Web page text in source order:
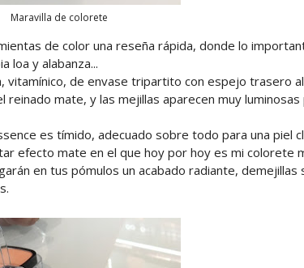
Maravilla de colorete
de color una reseña rápida, donde lo
loa y alabanza...
vitamínico, de envase tripartito con espejo trasero
reinado mate, y las mejillas aparecen muy luminosas
es tímido, adecuado sobre todo para una piel
efecto mate en el que hoy por hoy es mi colorete
en tus pómulos un acabado radiante, demejillas